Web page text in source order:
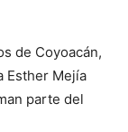
de Coyoacán,
Esther Mejía
parte del